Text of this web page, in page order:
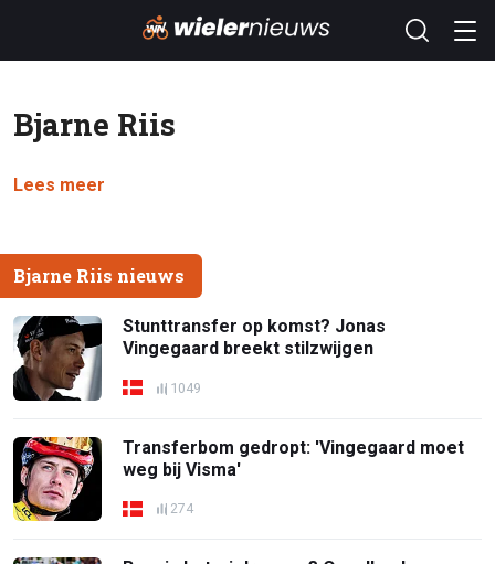
Bjarne Riis
Lees meer
Bjarne Riis nieuws
Stunttransfer op komst? Jonas
Vingegaard breekt stilzwijgen
1049
Transferbom gedropt: 'Vingegaard moet
weg bij Visma'
274